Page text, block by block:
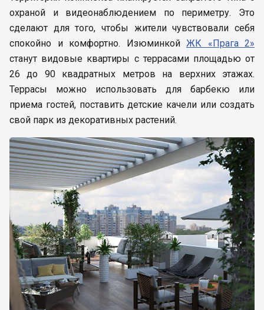
охраной и видеонаблюдением по периметру. Это
сделают для того, чтобы жители чувствовали себя
спокойно и комфортно. Изюминкой ЖК «Прага 2»
станут видовые квартиры с террасами площадью от
26 до 90 квадратных метров на верхних этажах.
Террасы можно использовать для барбекю или
приема гостей, поставить детские качели или создать
свой парк из декоративных растений.